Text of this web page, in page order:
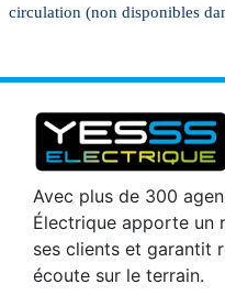
circulation (non disponibles
Avec plus de 300
Électrique apporte un
ses clients et garantit
écoute sur le terrain.